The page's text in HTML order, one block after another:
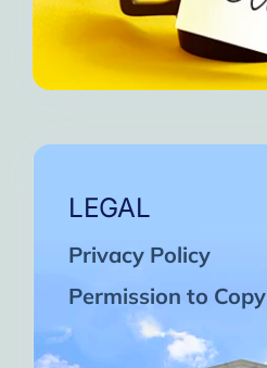
LEGAL
Privacy Policy
Permission to Copy